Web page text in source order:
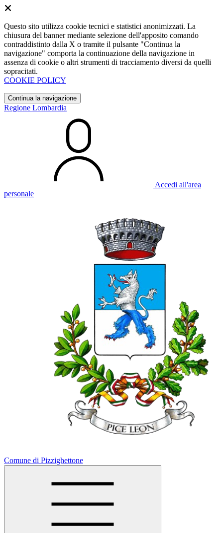
Questo sito utilizza cookie tecnici e statistici anonimizzati. La
chiusura del banner mediante selezione dell'apposito comando
contraddistinto dalla X o tramite il pulsante "Continua la
navigazione" comporta la continuazione della navigazione in
assenza di cookie o altri strumenti di tracciamento diversi da quelli
sopracitati.
COOKIE POLICY
Continua la navigazione
Regione Lombardia
Accedi all'area
personale
Comune di Pizzighettone